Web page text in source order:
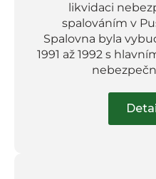
likvidaci
spalováním v
Spalovna byla
1991 až 1992 s